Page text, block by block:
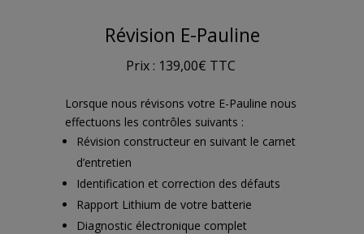
Révision E-Pauline
Prix : 139,00€ TTC
Lorsque nous révisons votre E-Pauline nous
effectuons les contrôles suivants :
Révision constructeur en suivant le carnet
d’entretien
Identification et correction des défauts
Rapport Lithium de votre batterie
Diagnostic électronique complet